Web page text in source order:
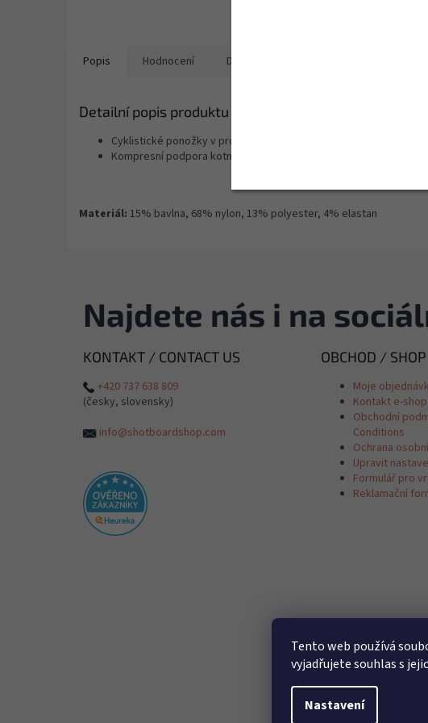
Tento web používá
vyjadřujete souhlas s
Nastavení
Popis Hodnocení Diskuze
Detailní popis produktu
Cyklistické ponožky v prodyšném provedení z technického
Kompresní podpora kotníkové části, prodyšné perforované
Materiál: 15% bavlna, 68% nylon, 13% polyester, 4% elastan
Najdete nás i na
KONTAKT / CONTACT US
+420 737 638 809
(česky, slovensky)
info@shotboardshop.com
OBCHOD / SHOP
Moje
Kontakt e-
Obchodní
Conditions
Ochrana
Upravit
Formulář pro
Reklamační